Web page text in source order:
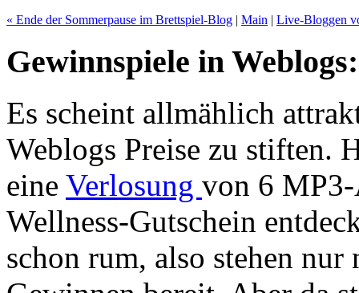
« Ende der Sommerpause im Brettspiel-Blog | Main | Live-Bloggen
Gewinnspiele in
Es scheint allmählich
Weblogs Preise zu stiften.
eine Verlosung von 6
Wellness-Gutschein
schon rum, also stehen